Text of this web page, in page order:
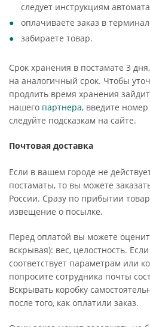
следует инструкциям
оплачиваете заказ в
забираете товар.
Срок хранения в постамате 3
на аналогичный срок. Чтобы
продлить время хранения
нашего партнера, введите
следуйте подсказкам на сайте.
Почтовая доставка
Если в вашем городе не
постаматы, то вы можете
России. Сразу по прибытии
извещение о посылке.
Перед оплатой вы можете
вскрывая): вес, целостность.
соответствует параметрам или
попросите сотрудника почты
Вскрывать коробку
после того, как оплатили заказ.